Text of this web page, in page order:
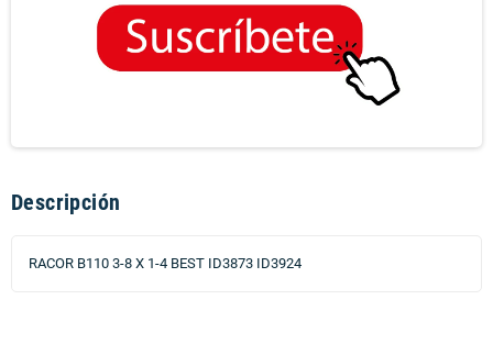
Descripción
RACOR B110 3-8 X 1-4 BEST ID3873 ID3924